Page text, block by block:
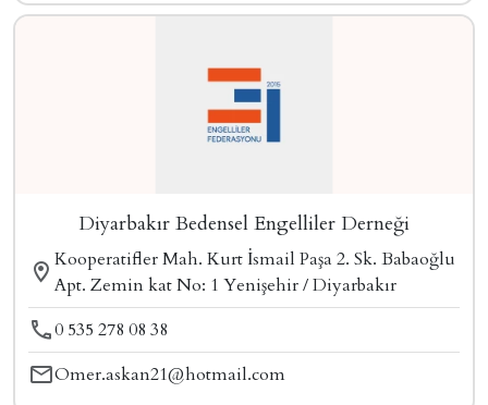
Diyarbakır Bedensel Engelliler Derneği
Kooperatifler Mah. Kurt İsmail Paşa 2. Sk. Babaoğlu
Apt. Zemin kat No: 1 Yenişehir / Diyarbakır
0 535 278 08 38
Omer.askan21@hotmail.com